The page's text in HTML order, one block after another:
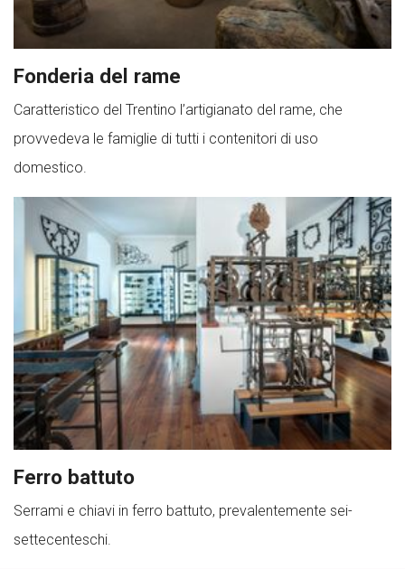
Fonderia del rame
Caratteristico del Trentino l’artigianato del rame, che
provvedeva le famiglie di tutti i contenitori di uso
domestico.
Ferro battuto
Serrami e chiavi in ferro battuto, prevalentemente sei-
settecenteschi.